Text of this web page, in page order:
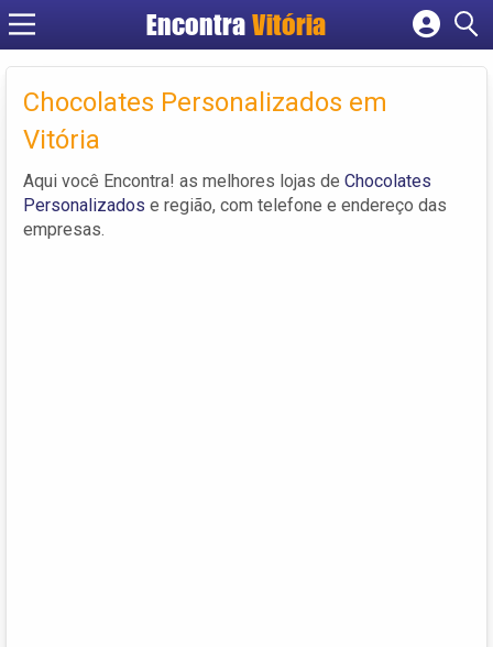
Encontra Vitória
Cadastrar empresa
Criar conta
Chocolates Personalizados em
Vitória
Aqui você Encontra! as melhores lojas de Chocolates
Personalizados e região, com telefone e endereço das
empresas.